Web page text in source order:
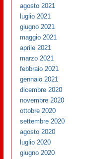
agosto 2021
luglio 2021
giugno 2021
maggio 2021
aprile 2021
marzo 2021
febbraio 2021
gennaio 2021
dicembre 2020
novembre 2020
ottobre 2020
settembre 2020
agosto 2020
luglio 2020
giugno 2020